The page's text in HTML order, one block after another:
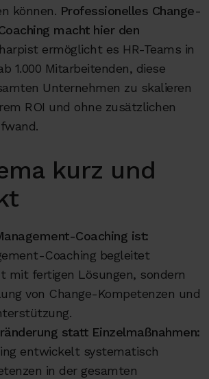
können. Professionelles Change-
macht hier den
ermöglicht es HR-Teams in
1.000 Mitarbeitenden, diese
Unternehmen zu skalieren
ROI und ohne zusätzlichen
kurz und
Coaching ist:
Coaching begleitet
mit fertigen Lösungen, sondern
von Change-Kompetenzen und
statt Einzelmaßnahmen:
entwickelt systematisch
in der gesamten